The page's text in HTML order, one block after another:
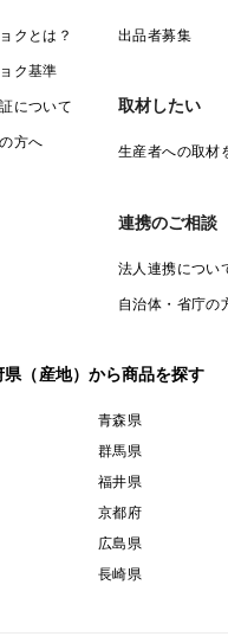
クとは？
ク基準
について
方へ
出品者募集
取材したい
生産者への取材
連携のご相談
法人連携につい
自治体・省庁の
県（産地）から商品を探す
青森県
群馬県
福井県
京都府
広島県
長崎県